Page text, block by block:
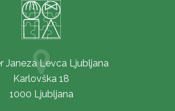
Janeza Levca Ljubljana
Karlovška 18
1000 Ljubljana